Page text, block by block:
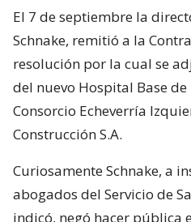
El 7 de septiembre la
Schnake, remitió a la
resolución por la cual se
del nuevo Hospital Base
Consorcio Echeverría
Construcción S.A.
Curiosamente Schnake, a
abogados del Servicio de
indicó, negó hacer pública